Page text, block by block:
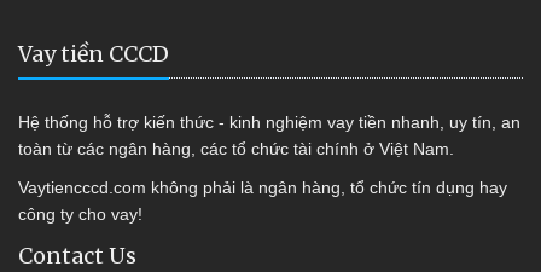
Vay tiền CCCD
Hệ thống hỗ trợ kiến thức - kinh nghiệm vay tiền nhanh, uy tín, an
toàn từ các ngân hàng, các tổ chức tài chính ở Việt Nam.
Vaytiencccd.com không phải là ngân hàng, tổ chức tín dụng hay
công ty cho vay!
Contact Us